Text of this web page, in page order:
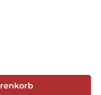
benutze die